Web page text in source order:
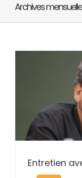
Archives
Entretien